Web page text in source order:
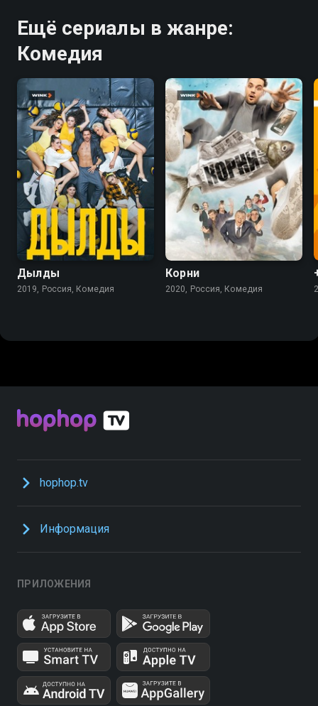
Ещё сериалы в жанре:
Комедия
7.8
Дылды
2019, Россия, Комедия
7.7
Корни
2020, Россия, Комедия
hophop.tv
Информация
ПРИЛОЖЕНИЯ